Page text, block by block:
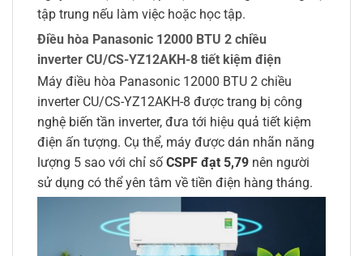
tập trung nếu làm việc hoặc học tập.
Điều hòa Panasonic 12000 BTU 2 chiều
inverter CU/CS-YZ12AKH-8 tiết kiệm điện
Máy điều hòa Panasonic 12000 BTU 2 chiều
inverter CU/CS-YZ12AKH-8 được trang bị công
nghệ biến tần inverter, đưa tới hiệu quả tiết kiệm
điện ấn tượng. Cụ thể, máy được dán nhãn năng
lượng 5 sao với chỉ sốCSPF đạt 5,79 nên người
sử dụng có thể yên tâm về tiền điện hàng tháng.